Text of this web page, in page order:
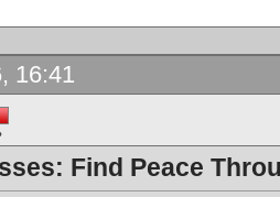
16:41
Find Peace